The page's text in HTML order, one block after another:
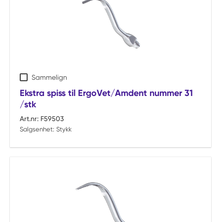
Sammelign
Ekstra spiss til ErgoVet/Amdent nummer 31
/stk
Art.nr: F59503
Salgsenhet: Stykk